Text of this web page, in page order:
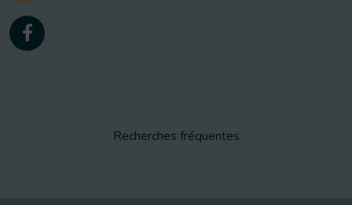
Recherches fréquentes